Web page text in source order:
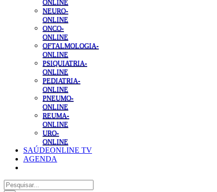
ONLINE
NEURO-
ONLINE
ONCO-
ONLINE
OFTALMOLOGIA-
ONLINE
PSIQUIATRIA-
ONLINE
PEDIATRIA-
ONLINE
PNEUMO-
ONLINE
REUMA-
ONLINE
URO-
ONLINE
SAÚDEONLINE TV
AGENDA
Pesquisar